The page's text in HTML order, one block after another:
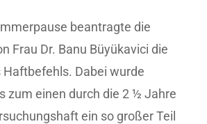
beantragte die
Frau Dr. Banu Büyükavici die
Dabei wurde
zum einen durch die 2 ½ Jahre
ein so großer Teil